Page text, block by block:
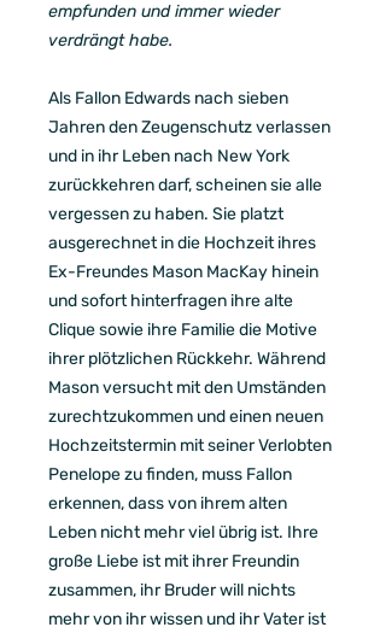
empfunden und immer wieder
verdrängt habe.
Als Fallon Edwards nach sieben
Jahren den Zeugenschutz verlassen
und in ihr Leben nach New York
zurückkehren darf, scheinen sie alle
vergessen zu haben. Sie platzt
ausgerechnet in die Hochzeit ihres
Ex-Freundes Mason MacKay hinein
und sofort hinterfragen ihre alte
Clique sowie ihre Familie die Motive
ihrer plötzlichen Rückkehr. Während
Mason versucht mit den Umständen
zurechtzukommen und einen neuen
Hochzeitstermin mit seiner Verlobten
Penelope zu finden, muss Fallon
erkennen, dass von ihrem alten
Leben nicht mehr viel übrig ist. Ihre
große Liebe ist mit ihrer Freundin
zusammen, ihr Bruder will nichts
mehr von ihr wissen und ihr Vater ist